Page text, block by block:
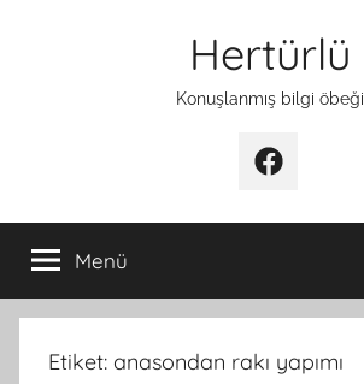
Hertürlü
Konuşlanmış bilgi öbeği
Facebook
Menü
Etiket: anasondan rakı yapımı